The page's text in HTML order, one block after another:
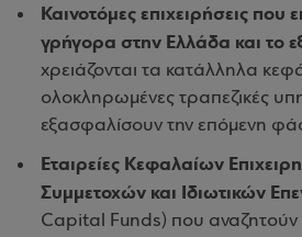
Καινοτόμες επιχειρήσεις που
γρήγορα στην Ελλάδα και το
χρειάζονται τα κατάλληλα
ολοκληρωμένες τραπεζικές
εξασφαλίσουν την επόμενη
Εταιρείες Κεφαλαίων
Συμμετοχών και Ιδιωτικών
Capital Funds) που αναζητούν